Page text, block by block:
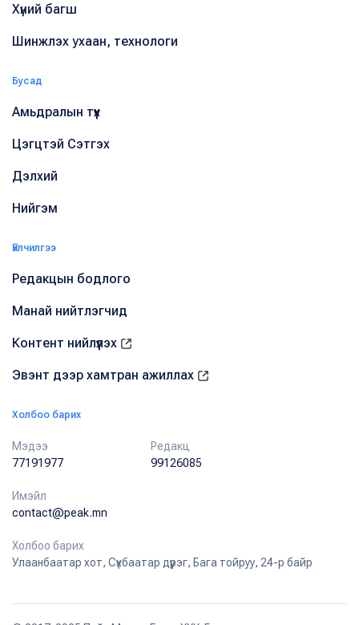
Хүний багш
Шинжлэх ухаан, технологи
Бусад
Амьдралын түүх
Цэгцтэй Сэтгэх
Дэлхий
Нийгэм
Үйлчилгээ
Редакцын бодлого
Манай нийтлэгчид
Контент нийлүүлэх
Эвэнт дээр хамтран ажиллах
Холбоо барих
Мэдээ
77191977
Редакц
99126085
Имэйл
contact@peak.mn
Холбоо барих
Улаанбаатар хот, Сүхбаатар дүүрэг, Бага тойруу, 24-р байр